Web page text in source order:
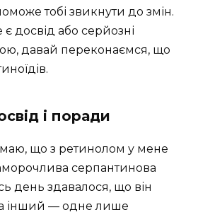
тобі звикнути до змін.
досвід або серйозні
давай переконаємся, що
і поради
що з ретинолом у мене
серпантинова
день здавалося, що він
інший — одне лише